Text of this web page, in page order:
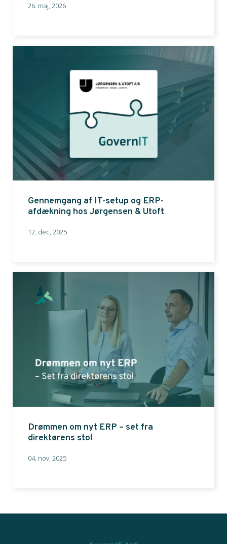
26. maj, 2026
Gennemgang af IT-setup og ERP-
afdækning hos Jørgensen & Utoft
12. dec, 2025
Drømmen om nyt ERP – set fra
direktørens stol
04. nov, 2025